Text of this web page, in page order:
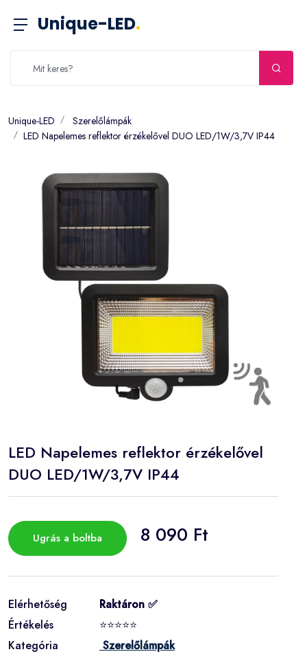
Unique-LED.
Unique-LED
Szerelőlámpák
LED Napelemes reflektor érzékelővel DUO LED/1W/3,7V IP44
LED Napelemes reflektor érzékelővel
DUO LED/1W/3,7V IP44
Ugrás a boltba 8 090 Ft
Elérhetőség
Raktáron ✅
Értékelés
⭐⭐⭐⭐⭐
Kategória
Szerelőlámpák